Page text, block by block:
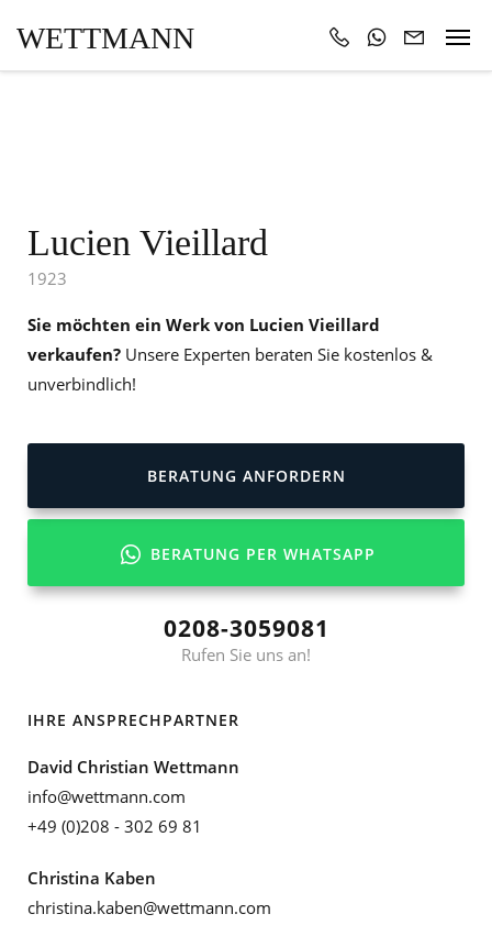
WETTMANN
Lucien Vieillard
1923
Sie möchten ein Werk von Lucien Vieillard
verkaufen? Unsere Experten beraten Sie kostenlos &
unverbindlich!
BERATUNG ANFORDERN
BERATUNG PER WHATSAPP
0208-3059081
Rufen Sie uns an!
IHRE ANSPRECHPARTNER
David Christian Wettmann
info@wettmann.com
+49 (0)208 - 302 69 81
Christina Kaben
christina.kaben@wettmann.com